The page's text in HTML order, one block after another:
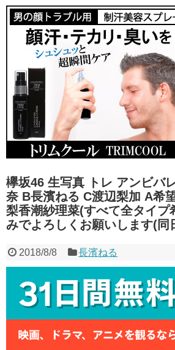
か、事前に内容を見せてしまう大盤振
る舞い NEW!
生活保護受給歴３ヶ月の女だけど
もう既に罪悪感がすごい NEW!
ワイ「セックスしないと出られな
い部屋…！？」クラピカ「いや、少し
」 NEW!
中国企業Zbtlink製のルーター20機
種にバックドア… 外部から完全制御
のおそれ
【衝撃】30年続いたモスクの祭り
に『異変』が起こる・・・・・
NEW!
【悲報】今期覇権アニメ「ヤニね
こ」、BPOで問題視されるｗｗｗｗ
ｗ
いショートカットをセンターにしま
す」←伊藤百花真逆じゃね？
ずんってKLP移籍する前からこん
なに人気あったの？
【ホロライブ】「カプコンショー
ケース」公認ミラー配信にホロメンか
【にじさんじ】おチグ「日本語っ
天才に…」← 駆使できてないんだよ
なあ
今日から藤井流星さんの声似やら
せてもらいます。藤井 らくです。楽
しい時間を一緒につくりたいです！お
願いします
伊野尾慧が結婚だって？あっ有岡
【画
愛くなる
井
ュアル撮
NEW!
【動
発砲の瞬
ように無
【AI
字、史上
ーに陥る
【衝
まくるこ
ｗｗｗｗ
NEW!
アル撮
8年
覚えて
てないｗ
外に
らケアし
不倫
12中にも
ら追放
ん、最期
欅坂46 生写真 トレ アンビバ
奈 B長濱ねる C渡辺梨加 A希
梨香潮紗理菜(すべて全タイプ
みでよろしくお願いします(同
2018/8/8 長濱ねる